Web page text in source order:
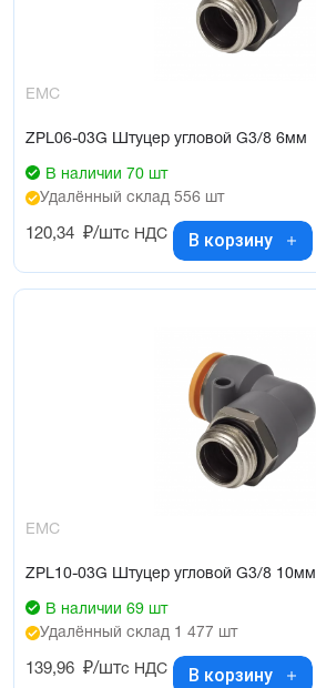
EMC
ZPL06-03G Штуцер угловой G3/8 6мм
В наличии 70 шт
Удалённый склад 556 шт
120,34 ₽/штс НДС В корзину
EMC
ZPL10-03G Штуцер угловой G3/8 10мм
В наличии 69 шт
Удалённый склад 1 477 шт
139,96 ₽/штс НДС В корзину